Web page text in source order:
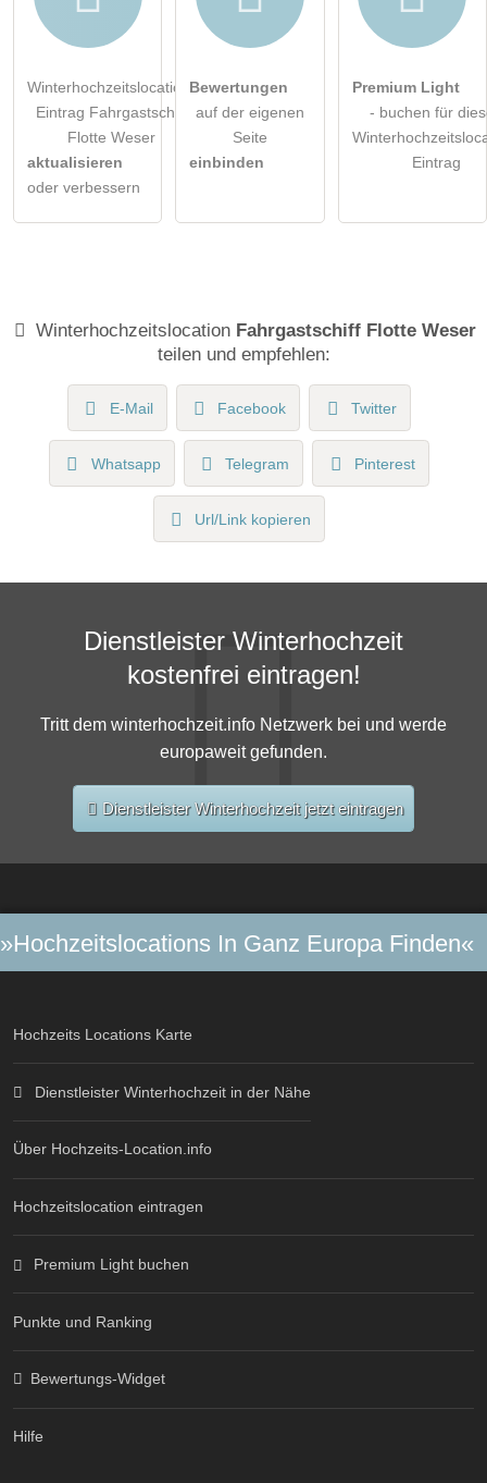
Winterhochzeitslocation-
Eintrag Fahrgastschiff
Flotte Weser
aktualisieren
oder verbessern
Bewertungen
auf der eigenen
Seite
einbinden
Premium Light
- buchen für
Eintrag
Winterhochzeitslocation Fahrgastschiff Flotte Weser
teilen und empfehlen:
E-Mail Facebook Twitter
Whatsapp Telegram Pinterest
Url/Link kopieren
Dienstleister Winterhochzeit
kostenfrei eintragen!
Tritt dem winterhochzeit.info Netzwerk bei und werde
europaweit gefunden.
Dienstleister Winterhochzeit jetzt eintragen
»Hochzeitslocations In Ganz Europa Finden«
Hochzeits Locations Karte
Dienstleister Winterhochzeit in der Nähe
Über Hochzeits-Location.info
Hochzeitslocation eintragen
Premium Light buchen
Punkte und Ranking
Bewertungs-Widget
Hilfe